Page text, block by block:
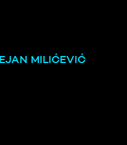
MILIĆEVIĆ